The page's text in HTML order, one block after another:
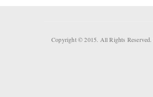
Copyright © 2015. All Rights Reserved.